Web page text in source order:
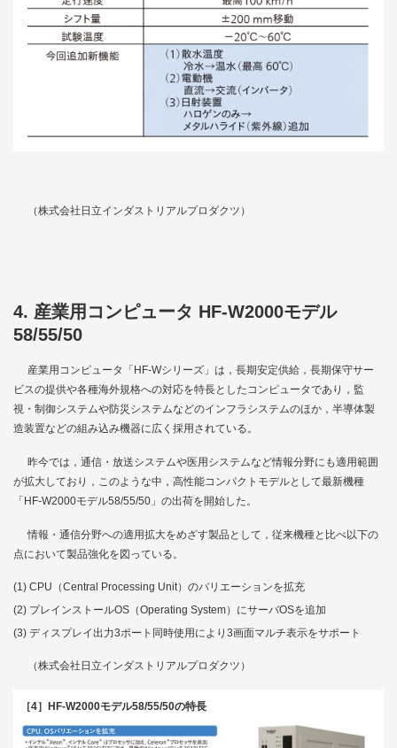
（株式会社日立インダストリアルプロダクツ）
4. 産業用コンピュータ HF-W2000モデル
58/55/50
産業用コンピュータ「HF-Wシリーズ」は，長期安定供給，長期保守サー
ビスの提供や各種海外規格への対応を特長としたコンピュータであり，監
視・制御システムや防災システムなどのインフラシステムのほか，半導体製
造装置などの組み込み機器に広く採用されている。
昨今では，通信・放送システムや医用システムなど情報分野にも適用範囲
が拡大しており，このような中，高性能コンパクトモデルとして最新機種
「HF-W2000モデル58/55/50」の出荷を開始した。
情報・通信分野への適用拡大をめざす製品として，従来機種と比べ以下の
点において製品強化を図っている。
CPU（Central Processing Unit）のバリエーションを拡充
プレインストールOS（Operating System）にサーバOSを追加
ディスプレイ出力3ポート同時使用により3画面マルチ表示をサポート
（株式会社日立インダストリアルプロダクツ）
［4］HF-W2000モデル58/55/50の特長